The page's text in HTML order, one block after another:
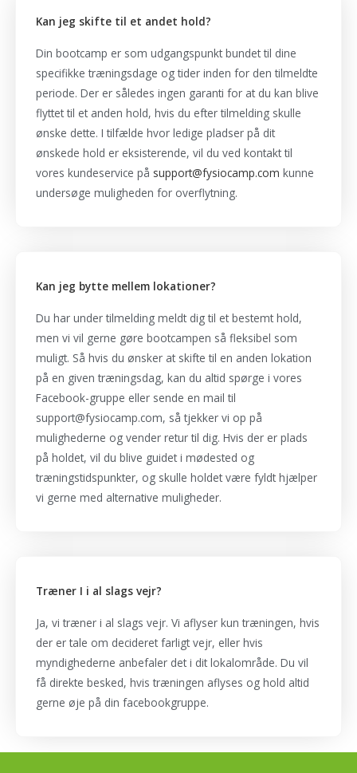
Kan jeg skifte til et andet hold?
Din bootcamp er som udgangspunkt bundet til dine
specifikke træningsdage og tider inden for den tilmeldte
periode. Der er således ingen garanti for at du kan blive
flyttet til et anden hold, hvis du efter tilmelding skulle
ønske dette. I tilfælde hvor ledige pladser på dit
ønskede hold er eksisterende, vil du ved kontakt til
vores kundeservice på support@fysiocamp.com kunne
undersøge muligheden for overflytning.
Kan jeg bytte mellem lokationer?
Du har under tilmelding meldt dig til et bestemt hold,
men vi vil gerne gøre bootcampen så fleksibel som
muligt. Så hvis du ønsker at skifte til en anden lokation
på en given træningsdag, kan du altid spørge i vores
Facebook-gruppe eller sende en mail til
support@fysiocamp.com, så tjekker vi op på
mulighederne og vender retur til dig. Hvis der er plads
på holdet, vil du blive guidet i mødested og
træningstidspunkter, og skulle holdet være fyldt hjælper
vi gerne med alternative muligheder.
Træner I i al slags vejr?
Ja, vi træner i al slags vejr. Vi aflyser kun træningen, hvis
der er tale om decideret farligt vejr, eller hvis
myndighederne anbefaler det i dit lokalområde. Du vil
få direkte besked, hvis træningen aflyses og hold altid
gerne øje på din facebookgruppe.